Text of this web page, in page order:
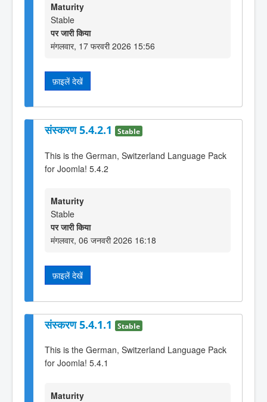
Maturity
Stable
पर जारी किया
मंगलवार, 17 फरवरी 2026 15:56
फ़ाइलें देखें
संस्करण 5.4.2.1 Stable
This is the German, Switzerland Language Pack
for Joomla! 5.4.2
Maturity
Stable
पर जारी किया
मंगलवार, 06 जनवरी 2026 16:18
फ़ाइलें देखें
संस्करण 5.4.1.1 Stable
This is the German, Switzerland Language Pack
for Joomla! 5.4.1
Maturity